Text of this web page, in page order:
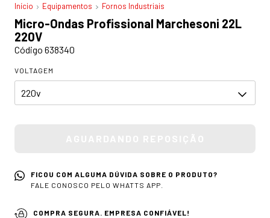
Início Equipamentos Fornos Industriais
Micro-Ondas Profissional Marchesoni 22L
220V
Código 638340
VOLTAGEM
FICOU COM ALGUMA DÚVIDA SOBRE O PRODUTO?
FALE CONOSCO PELO WHATTS APP.
COMPRA SEGURA. EMPRESA CONFIÁVEL!